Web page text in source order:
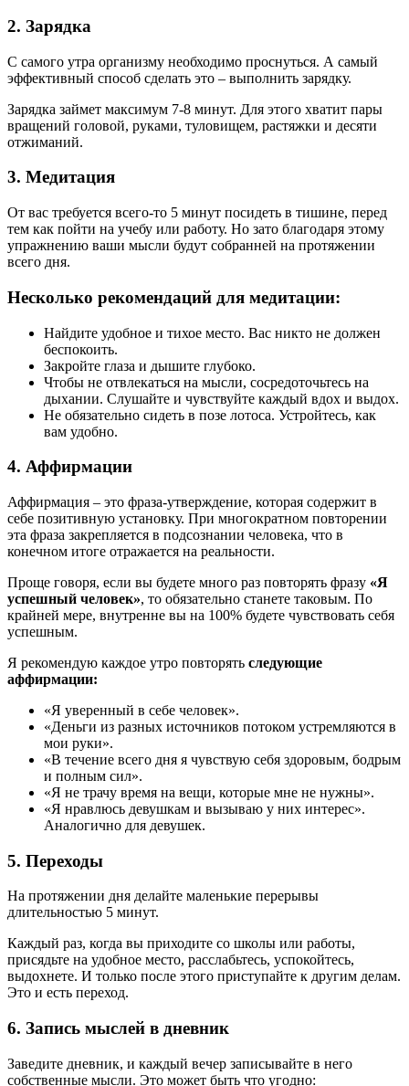
2. Зарядка
С самого утра организму необходимо проснуться. А самый
эффективный способ сделать это – выполнить зарядку.
Зарядка займет максимум 7-8 минут. Для этого хватит пары
вращений головой, руками, туловищем, растяжки и десяти
отжиманий.
3. Медитация
От вас требуется всего-то 5 минут посидеть в тишине, перед
тем как пойти на учебу или работу. Но зато благодаря этому
упражнению ваши мысли будут собранней на протяжении
всего дня.
Несколько рекомендаций для медитации:
Найдите удобное и тихое место. Вас никто не должен
беспокоить.
Закройте глаза и дышите глубоко.
Чтобы не отвлекаться на мысли, сосредоточьтесь на
дыхании. Слушайте и чувствуйте каждый вдох и выдох.
Не обязательно сидеть в позе лотоса. Устройтесь, как
вам удобно.
4. Аффирмации
Аффирмация – это фраза-утверждение, которая содержит в
себе позитивную установку. При многократном повторении
эта фраза закрепляется в подсознании человека, что в
конечном итоге отражается на реальности.
Проще говоря, если вы будете много раз повторять фразу «Я
успешный человек», то обязательно станете таковым. По
крайней мере, внутренне вы на 100% будете чувствовать себя
успешным.
Я рекомендую каждое утро повторять следующие
аффирмации:
«Я уверенный в себе человек».
«Деньги из разных источников потоком устремляются в
мои руки».
«В течение всего дня я чувствую себя здоровым, бодрым
и полным сил».
«Я не трачу время на вещи, которые мне не нужны».
«Я нравлюсь девушкам и вызываю у них интерес».
Аналогично для девушек.
5. Переходы
На протяжении дня делайте маленькие перерывы
длительностью 5 минут.
Каждый раз, когда вы приходите со школы или работы,
присядьте на удобное место, расслабьтесь, успокойтесь,
выдохнете. И только после этого приступайте к другим делам.
Это и есть переход.
6. Запись мыслей в дневник
Заведите дневник, и каждый вечер записывайте в него
собственные мысли. Это может быть что угодно: